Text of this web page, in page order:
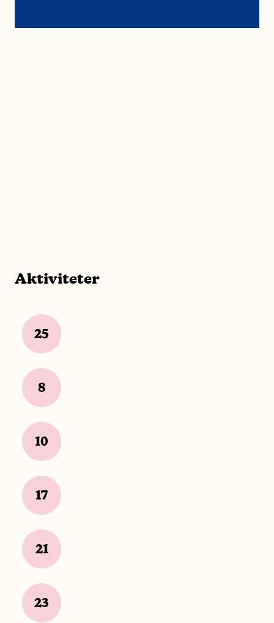
Aktiviteter
25
8
10
17
21
23